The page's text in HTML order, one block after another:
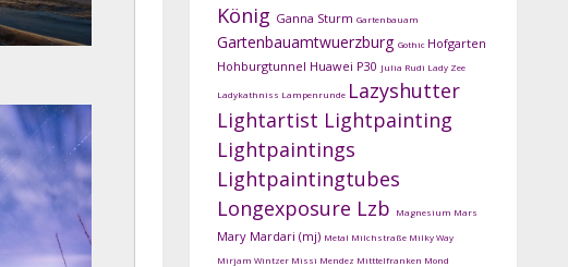
König Ganna Sturm Gartenbauam
Gartenbauamtwuerzburg Gothic Hofgarten
Hohburgtunnel Huawei P30 Julia Rudi Lady Zee
Ladykathniss Lampenrunde Lazyshutter
Lightartist Lightpainting
Lightpaintings
Lightpaintingtubes
Longexposure Lzb Magnesium Mars
Mary Mardari (mj) Metal Milchstraße Milky Way
Mirjam Wintzer Missi Mendez Mitttelfranken Mond